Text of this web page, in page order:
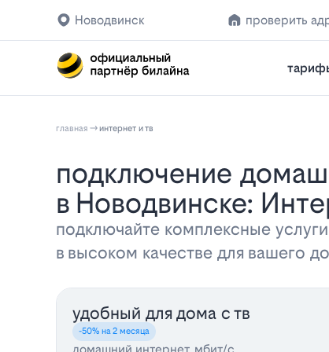
Новодвинск проверить
главная интернет и тв
Подключение домашнего интернета и телевидения Билайн
в Новодвинске:
подключайте комплексные
в высоком качестве для вашего
удобный для дома с тв
-50% на 2 месяца